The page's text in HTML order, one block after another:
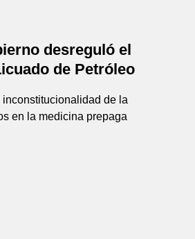
desreguló el
de Petróleo